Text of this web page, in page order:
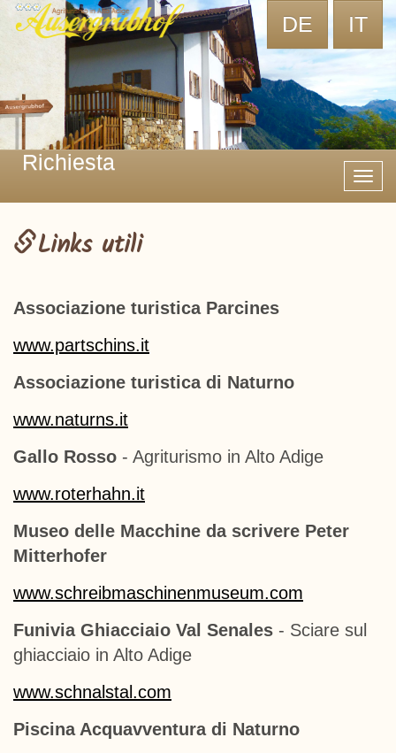
DE IT
Richiesta
Links utili
Associazione turistica Parcines
www.partschins.it
Associazione turistica di Naturno
www.naturns.it
Gallo Rosso - Agriturismo in Alto Adige
www.roterhahn.it
Museo delle Macchine da scrivere Peter
Mitterhofer
www.schreibmaschinenmuseum.com
Funivia Ghiacciaio Val Senales - Sciare sul
ghiacciaio in Alto Adige
www.schnalstal.com
Piscina Acquavventura di Naturno